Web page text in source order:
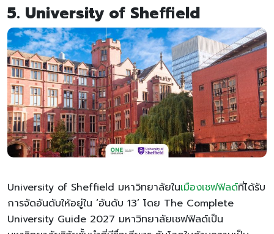
5. University of Sheffield
University of Sheffield มหาวิทยาลัยในเมืองเชฟฟิลด์ที่ได้รับ
การจัดอันดับให้อยู่ใน ‘อันดับ 13’ โดย The Complete
University Guide 2027 มหาวิทยาลัยเชฟฟิลด์เป็น